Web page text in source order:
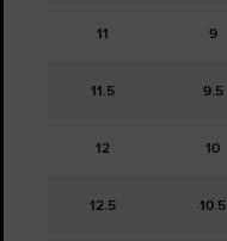
11 9
11.5 9.5
12 10
12.5 10.5